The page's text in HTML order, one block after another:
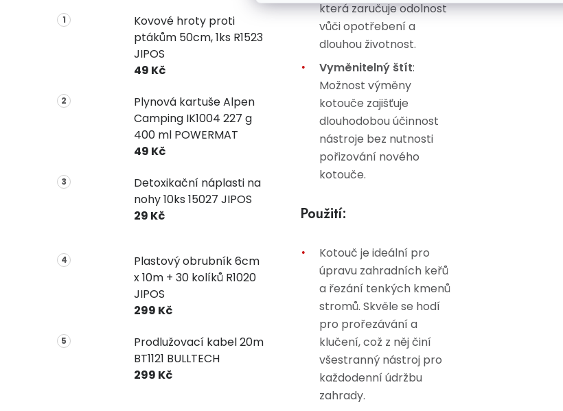
Kovové hroty proti
ptákům 50cm, 1ks R1523
JIPOS
49 Kč
Plynová kartuše Alpen
Camping IK1004 227 g
400 ml POWERMAT
49 Kč
Detoxikační náplasti na
nohy 10ks 15027 JIPOS
29 Kč
Plastový obrubník 6cm
x 10m + 30 kolíků R1020
JIPOS
299 Kč
Prodlužovací kabel 20m
BT1121 BULLTECH
299 Kč
která zaručuje odolnost
vůči opotřebení a
dlouhou životnost.
Vyměnitelný štít:
Možnost výměny
kotouče zajišťuje
dlouhodobou účinnost
nástroje bez nutnosti
pořizování nového
kotouče.
Použití:
Kotouč je ideální pro
úpravu zahradních keřů
a řezání tenkých kmenů
stromů. Skvěle se hodí
pro prořezávání a
klučení, což z něj činí
všestranný nástroj pro
každodenní údržbu
zahrady.